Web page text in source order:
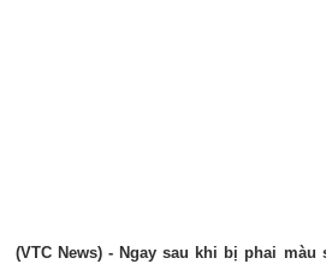
(VTC News) - Ngay sau khi bị phai màu